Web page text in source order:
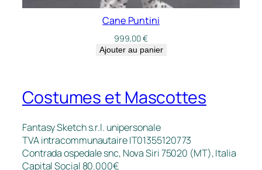
Cane Puntini
999,00€
Ajouter au panier
Costumes et Mascottes
Fantasy Sketch s.r.l. unipersonale
TVA intracommunautaire IT01355120773
Contrada ospedale snc, Nova Siri 75020 (MT), Italia
Capital Social 80.000€